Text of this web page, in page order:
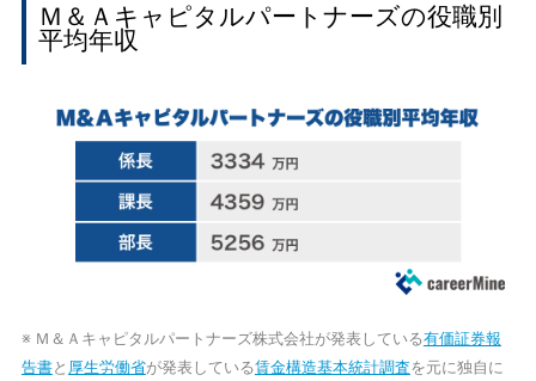
Ｍ＆Ａキャピタルパートナーズの役職別
平均年収
※ Ｍ＆Ａキャピタルパートナーズ株式会社が発表している有価証券報
告書と 厚生労働省が発表している賃金構造基本統計調査を元に独自に